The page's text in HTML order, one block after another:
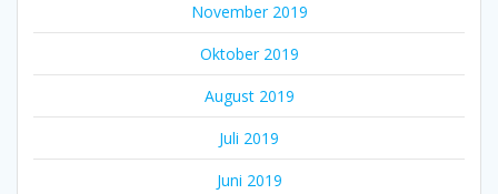
November 2019
Oktober 2019
August 2019
Juli 2019
Juni 2019